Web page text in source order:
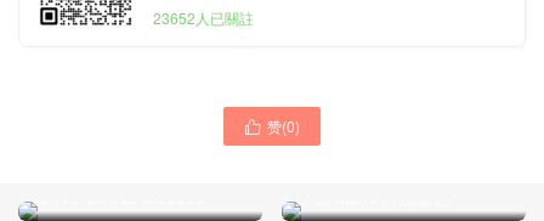
23652人已關註
 赞(0)
lv nano diane什麽價格 墨西
NANO DIANE M83566
美國加州 California USA
中號 M24974焦糖色